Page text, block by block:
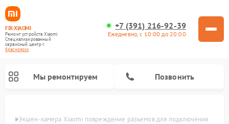
FIX-XIAOMI
Ремонт устройств Xiaomi
Специализированный
cервисный центр г.
Красноярск
+7 (391) 216-92-39
Ежедневно, с 10:00 до 20:00
Мы ремонтируем Позвонить
Экшен-камера Xiaomi повреждение разъемов для подключения